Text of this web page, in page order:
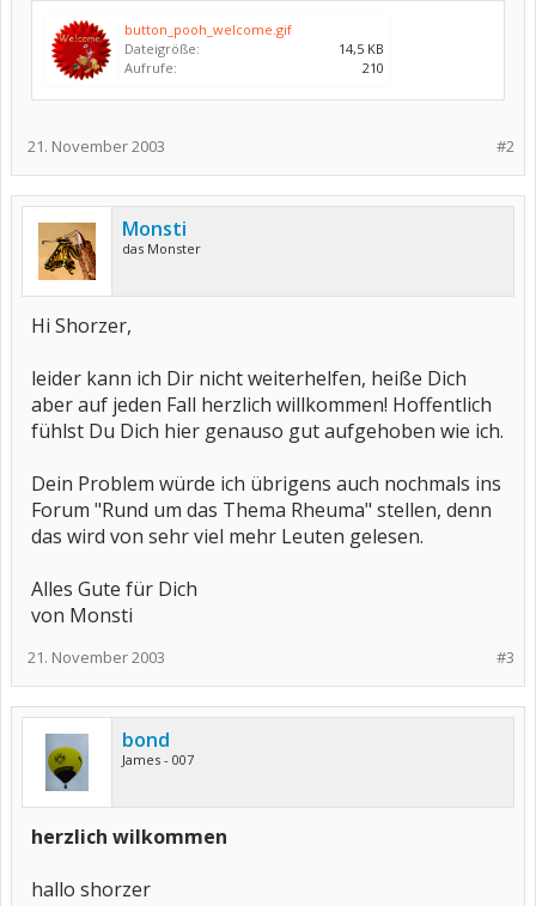
button_pooh_welcome.gif
Dateigröße:
14,5 KB
Aufrufe:
210
#2
21. November 2003
Monsti
das Monster
Hi Shorzer,
leider kann ich Dir nicht weiterhelfen, heiße Dich
aber auf jeden Fall herzlich willkommen! Hoffentlich
fühlst Du Dich hier genauso gut aufgehoben wie ich.
Dein Problem würde ich übrigens auch nochmals ins
Forum "Rund um das Thema Rheuma" stellen, denn
das wird von sehr viel mehr Leuten gelesen.
Alles Gute für Dich
von Monsti
#3
21. November 2003
bond
James - 007
herzlich wilkommen
hallo shorzer